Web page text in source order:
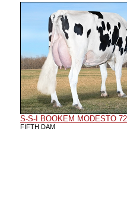
S-S-I BOOKEM MODESTO
FIFTH DAM